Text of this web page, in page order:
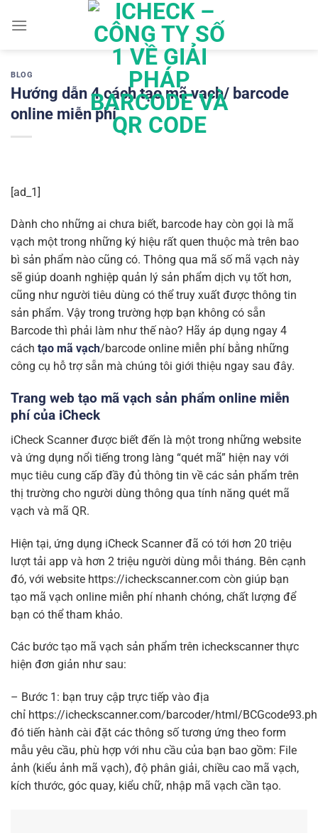
đến
BLOG
Hướng dẫn 4 cách tạo mã vạch/ barcode
online miễn phí
[ad_1]
Dành cho những ai chưa biết, barcode hay còn gọi là mã
vạch một trong những ký hiệu rất quen thuộc mà trên bao
bì sản phẩm nào cũng có. Thông qua mã số mã vạch này
sẽ giúp doanh nghiệp quản lý sản phẩm dịch vụ tốt hơn,
cũng như người tiêu dùng có thể truy xuất được thông tin
sản phẩm. Vậy trong trường hợp bạn không có sẵn
Barcode thì phải làm như thế nào? Hãy áp dụng ngay 4
cách tạo mã vạch/barcode online miễn phí bằng những
công cụ hỗ trợ sẵn mà chúng tôi giới thiệu ngay sau đây.
Trang web tạo mã vạch sản phẩm online miễn
phí của iCheck
iCheck Scanner được biết đến là một trong những website
và ứng dụng nổi tiếng trong làng “quét mã” hiện nay với
mục tiêu cung cấp đầy đủ thông tin về các sản phẩm trên
thị trường cho người dùng thông qua tính năng quét mã
vạch và mã QR.
Hiện tại, ứng dụng iCheck Scanner đã có tới hơn 20 triệu
lượt tải app và hơn 2 triệu người dùng mỗi tháng. Bên cạnh
đó, với website https://icheckscanner.com còn giúp bạn
tạo mã vạch online miễn phí nhanh chóng, chất lượng để
bạn có thể tham khảo.
Các bước tạo mã vạch sản phẩm trên icheckscannerthực
hiện đơn giản như sau:
– Bước 1: bạn truy cập trực tiếp vào địa
chỉ https://icheckscanner.com/barcoder/html/
đó tiến hành cài đặt các thông số tương ứng theo form
mẫu yêu cầu, phù hợp với nhu cầu của bạn bao gồm: File
ảnh (kiểu ảnh mã vạch), độ phân giải, chiều cao mã vạch,
kích thước, góc quay, kiểu chữ, nhập mã vạch cần tạo.